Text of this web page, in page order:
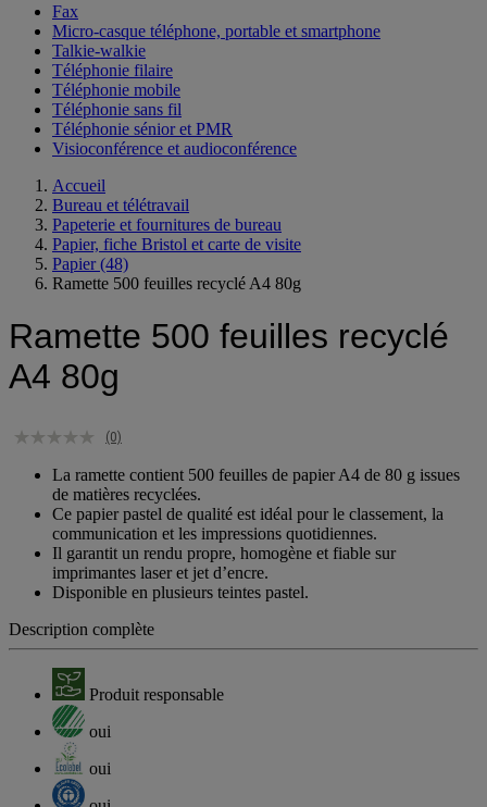
Fax
Micro-casque téléphone, portable et smartphone
Talkie-walkie
Téléphonie filaire
Téléphonie mobile
Téléphonie sans fil
Téléphonie sénior et PMR
Visioconférence et audioconférence
Accueil
Bureau et télétravail
Papeterie et fournitures de bureau
Papier, fiche Bristol et carte de visite
Papier (48)
Ramette 500 feuilles recyclé A4 80g
Ramette 500 feuilles recyclé
A4 80g
(0)
La ramette contient 500 feuilles de papier A4 de 80 g issues
de matières recyclées.
Ce papier pastel de qualité est idéal pour le classement, la
communication et les impressions quotidiennes.
Il garantit un rendu propre, homogène et fiable sur
imprimantes laser et jet d’encre.
Disponible en plusieurs teintes pastel.
Description complète
Produit responsable
oui
oui